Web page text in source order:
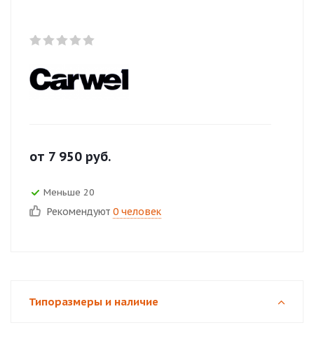
от 7 950 руб.
Меньше 20
Рекомендуют 0 человек
Типоразмеры и наличие